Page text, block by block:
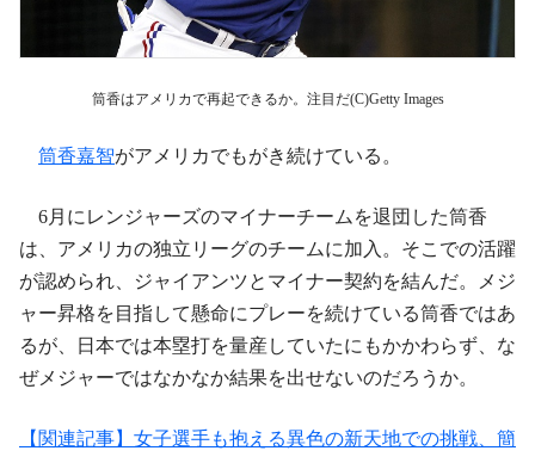
筒香はアメリカで再起できるか。注目だ(C)Getty Images
筒香嘉智がアメリカでもがき続けている。
6月にレンジャーズのマイナーチームを退団した筒香
は、アメリカの独立リーグのチームに加入。そこでの活躍
が認められ、ジャイアンツとマイナー契約を結んだ。メジ
ャー昇格を目指して懸命にプレーを続けている筒香ではあ
るが、日本では本塁打を量産していたにもかかわらず、な
ぜメジャーではなかなか結果を出せないのだろうか。
【関連記事】女子選手も抱える異色の新天地での挑戦、簡